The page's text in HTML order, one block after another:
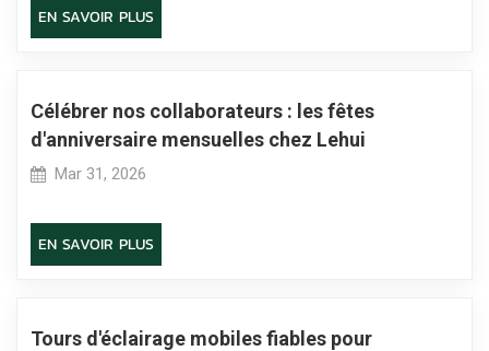
EN SAVOIR PLUS
Célébrer nos collaborateurs : les fêtes
d'anniversaire mensuelles chez Lehui
renforcent l'esprit d'équipe
Mar 31, 2026
EN SAVOIR PLUS
Tours d'éclairage mobiles fiables pour